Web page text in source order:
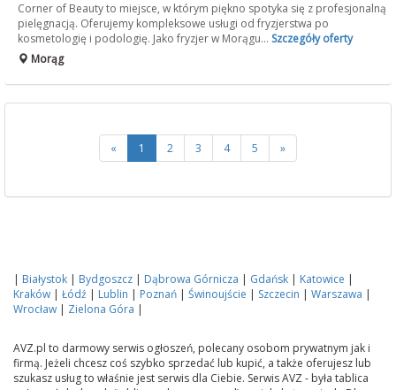
Corner of Beauty to miejsce, w którym piękno spotyka się z profesjonalną
pielęgnacją. Oferujemy kompleksowe usługi od fryzjerstwa po
kosmetologię i podologię. Jako fryzjer w Morągu... Szczegóły oferty
Morąg
« 1 2 3 4 5 »
| Białystok | Bydgoszcz | Dąbrowa Górnicza | Gdańsk | Katowice |
Kraków | Łódź | Lublin | Poznań | Świnoujście | Szczecin | Warszawa |
Wrocław | Zielona Góra |
AVZ.pl to darmowy serwis ogłoszeń, polecany osobom prywatnym jak i
firmą. Jeżeli chcesz coś szybko sprzedać lub kupić, a także oferujesz lub
szukasz usług to właśnie jest serwis dla Ciebie. Serwis AVZ - była tablica